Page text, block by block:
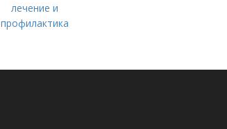
лечение и
профилактика